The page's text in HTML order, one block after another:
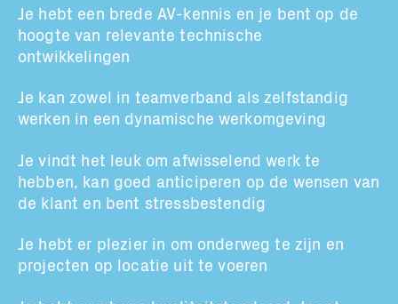
Je hebt een brede AV-kennis en je bent op de
hoogte van relevante technische
ontwikkelingen
Je kan zowel in teamverband als zelfstandig
werken in een dynamische werkomgeving
Je vindt het leuk om afwisselend werk te
hebben, kan goed anticiperen op de wensen van
de klant en bent stressbestendig
Je hebt er plezier in om onderweg te zijn en
projecten op locatie uit te voeren